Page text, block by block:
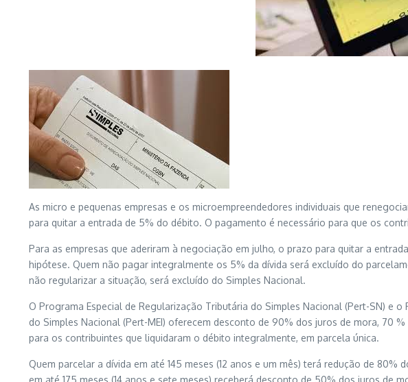
As micro e pequenas empresas e os microempreendedores individuais que
para quitar a entrada de 5% do débito. O pagamento é necessário para que os
Para as empresas que aderiram à negociação em julho, o prazo para quitar a
hipótese. Quem não pagar integralmente os 5% da dívida será excluído do
não regularizar a situação, será excluído do Simples Nacional.
O Programa Especial de Regularização Tributária do Simples Nacional (Pert-SN) e
do Simples Nacional (Pert-MEI) oferecem desconto de 90% dos juros de mora, 70
para os contribuintes que liquidaram o débito integralmente, em parcela única.
Quem parcelar a dívida em até 145 meses (12 anos e um mês)terá redução de 80%
em até 175 meses (14 anos e sete meses) receberá desconto de 50% dos juros de